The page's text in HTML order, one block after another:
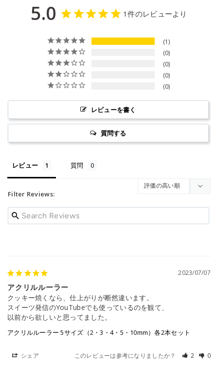
5.0 1件のレビューより
1
0
0
0
0
レビューを書く
質問する
レビュー 質問
Filter Reviews:
2023/07/07
アクリルルーラー
クッキー焼くなら、仕上がりが断然違います。
スイーツ発信のYouTubeでも使っているのを観て、
以前から欲しいと思ってました。
アクリルルーラー 5サイズ（2・3・4・5・10mm）各2本セット
シェア このレビューは参考になりましたか？ 2 0